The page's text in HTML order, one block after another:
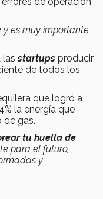
es muy importante
lasstartups producir
de todos los
que logró a
la energía que
de gas.
tu huella de
para el futuro,
y